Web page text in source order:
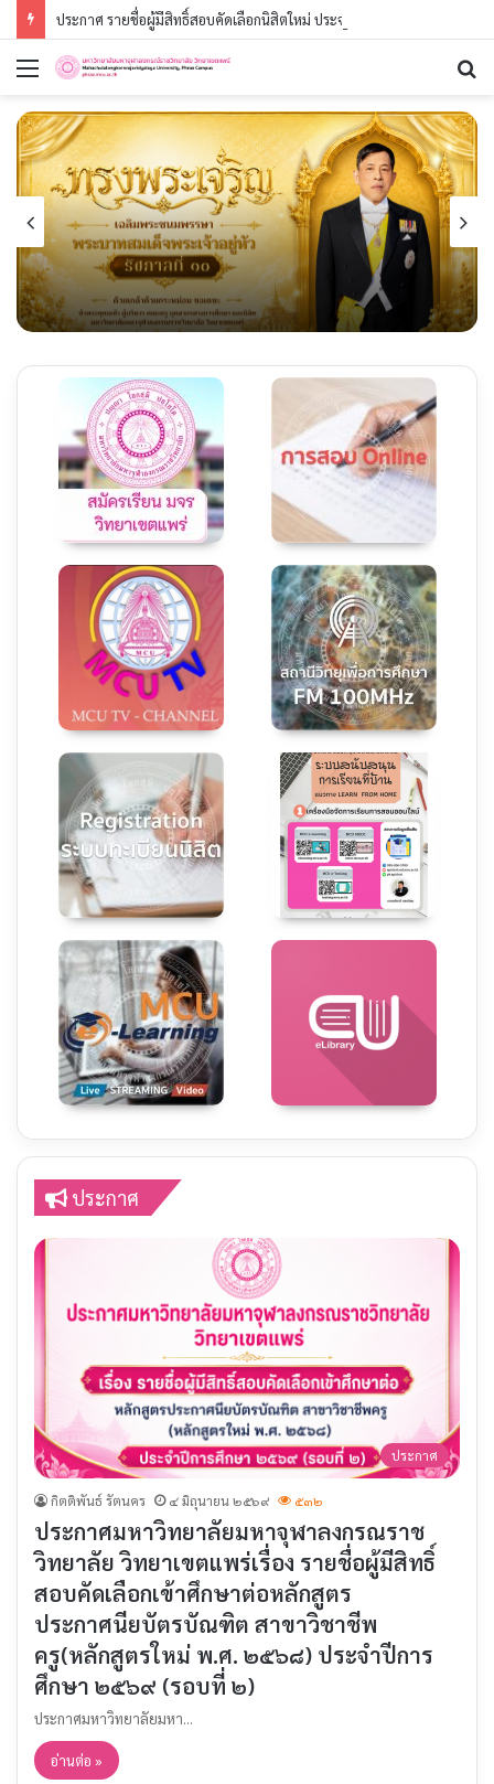
ประกาศ
ประกาศ
กิตติพันธ์ รัตนคร ๔ มิถุนายน ๒๕๖๙ ๕๓๒
ประกาศมหาวิทยาลัยมหาจุฬาลงกรณราช
วิทยาลัย วิทยาเขตแพร่เรื่อง รายชื่อผู้มีสิทธิ์
สอบคัดเลือกเข้าศึกษาต่อหลักสูตร
ประกาศนียบัตรบัณฑิต สาขาวิชาชีพ
ครู(หลักสูตรใหม่ พ.ศ. ๒๕๖๘) ประจำปีการ
ศึกษา ๒๕๖๙ (รอบที่ ๒)
ประกาศมหาวิทยาลัยมหา…
อ่านต่อ »